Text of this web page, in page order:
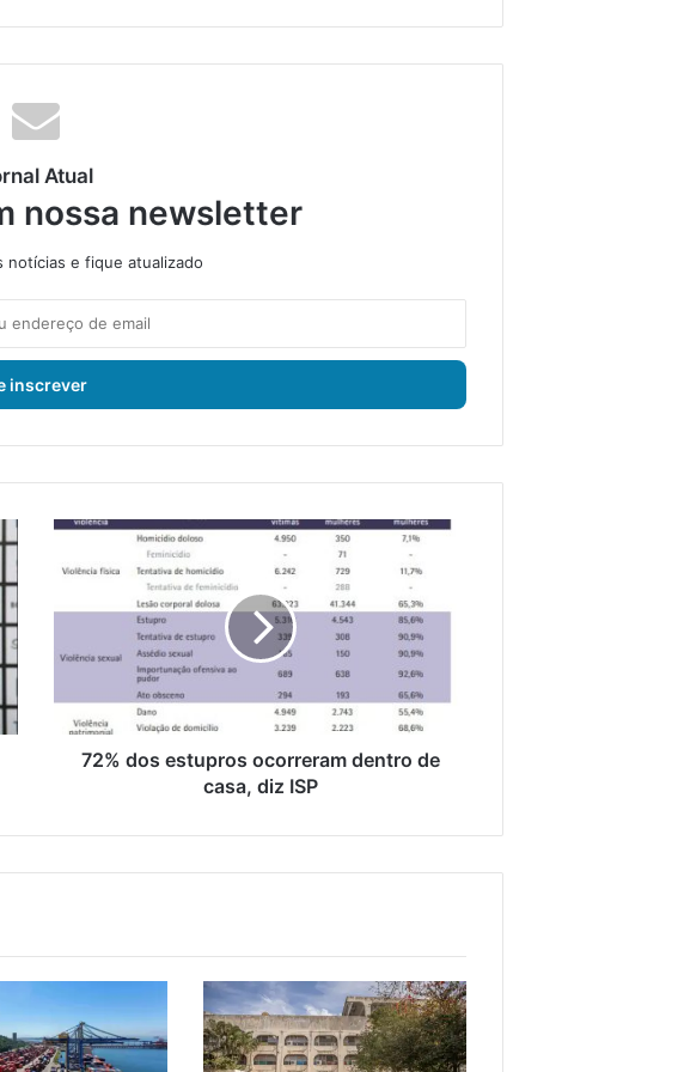
Atual
nossa newsletter
notícias e fique atualizado
7
s
s
o
r
r
r
a
72% dos estupros ocorreram dentro de
casa, diz ISP